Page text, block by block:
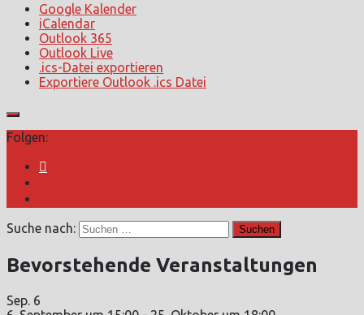
Google Kalender
iCalendar
Outlook 365
Outlook Live
.ics-Datei exportieren
Exportiere Outlook .ics Datei
Folgen:
Suche nach:
Bevorstehende Veranstaltungen
Sep. 6